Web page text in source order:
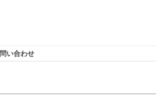
問い合わせ